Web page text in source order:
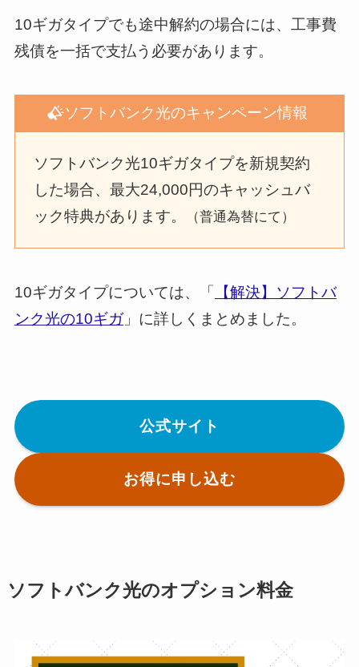
10ギガタイプでも途中解約の場合には、工事費
残債を一括で支払う必要があります。
ソフトバンク光のキャンペーン情報
ソフトバンク光10ギガタイプを新規契約
した場合、最大24,000円のキャッシュバ
ック特典があります。
（普通為替にて）
10ギガタイプについては、「
【解決】ソフトバ
ンク光の10ギガ」に詳しくまとめました。
公式サイト
お得に申し込む
ソフトバンク光のオプション料金